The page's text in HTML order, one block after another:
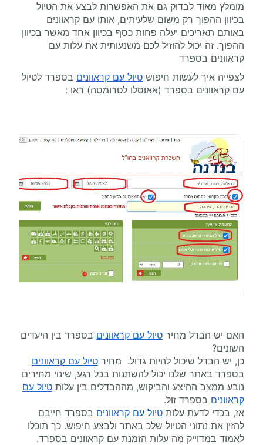
מומלץ מאוד לבדוק גם את האפשרות לבצע את הטיול
בכיוון ההפוך רק משום שלעיתים, אותו עם קראוונים
באותם תאריכים יעלה פחות כסף בכיוון אחד מאשר בכיוון
ההפוך. זה יכול להוזיל לכם משנעותית את עלות עם
קראוונים בספרד
לצפייה איך לעשות חיפוש טיול עם קראוונים בספרד לטיול
עם קראוונים בספרד (אאוסלו לטרומסה) ראו :
האם יש הבדל מחיר טיול עם קראוונים בספרד בין היעדים
השונים?
כן, יש הבדל שיכול להיות גדול. מחיר טיול עם קראוונים
בספרד באתר שלנו יכול להשתנות בכל רגע, שינוי מחירים
נובע ממצב ההיצע והביקוש, מההבדלים בין עלות טיול עם
קראוונים בספרד זול.
אז, בכדי לדעת עלות טיול עם קראוונים בספרד חייבם
להזין את נתוני הטיול שלכ באתר ולבצע חיפוש. כך תוכלו
לאמוד במדוייק מה עלות הזמנת עם קראוונים בספרד.